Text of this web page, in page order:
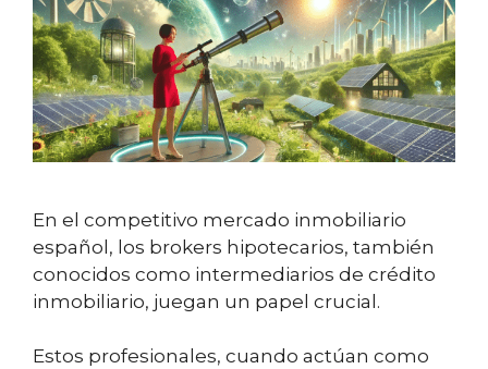
En el competitivo mercado inmobiliario
español, los brokers hipotecarios, también
conocidos como intermediarios de crédito
inmobiliario, juegan un papel crucial.
Estos profesionales, cuando actúan como